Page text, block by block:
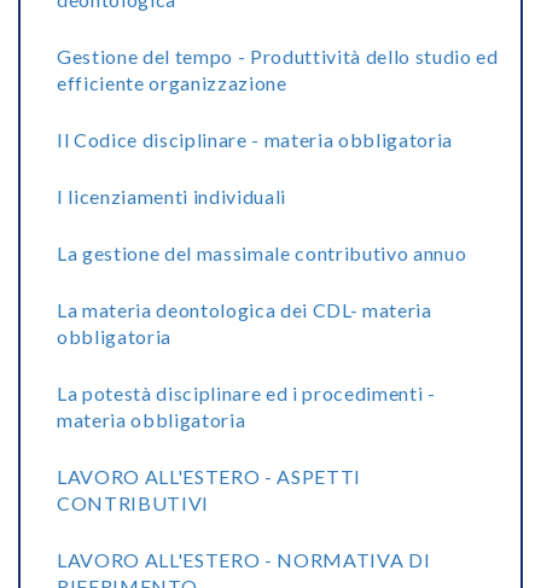
Gestione del tempo - Produttività dello studio ed
efficiente organizzazione
Il Codice disciplinare - materia obbligatoria
I licenziamenti individuali
La gestione del massimale contributivo annuo
La materia deontologica dei CDL- materia
obbligatoria
La potestà disciplinare ed i procedimenti -
materia obbligatoria
LAVORO ALL'ESTERO - ASPETTI
CONTRIBUTIVI
LAVORO ALL'ESTERO - NORMATIVA DI